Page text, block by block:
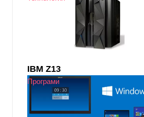
IBM Z13
Програми